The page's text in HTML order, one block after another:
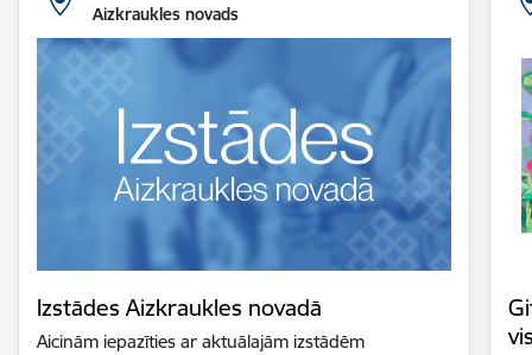
Aizkraukles novads
Izstādes Aizkraukles novadā
Aicinām iepazīties ar aktuālajām izstādēm